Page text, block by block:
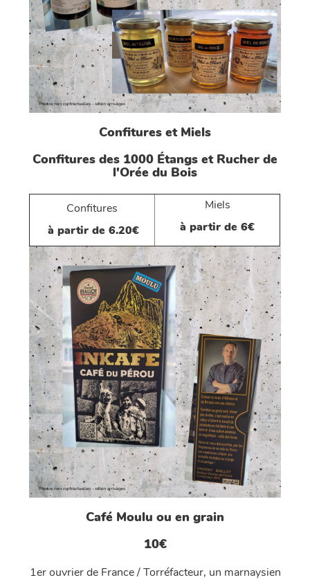
Confitures et Miels
Confitures des 1000 Étangs et Rucher de
l'Orée du Bois
Confitures
à partir de 6.20€
Miels
à partir de 6€
Café Moulu ou en grain
10€
1er ouvrier de France / Torréfacteur, un marnaysien